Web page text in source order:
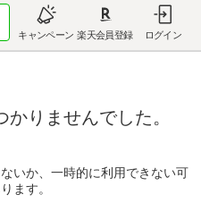
キャンペーン 楽天会員登録 ログイン
りませんでした。
いか、一時的に利用できない可
ます。